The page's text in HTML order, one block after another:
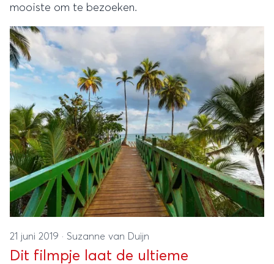
mooiste om te bezoeken.
21 juni 2019 · Suzanne van Duijn
Dit filmpje laat de ultieme